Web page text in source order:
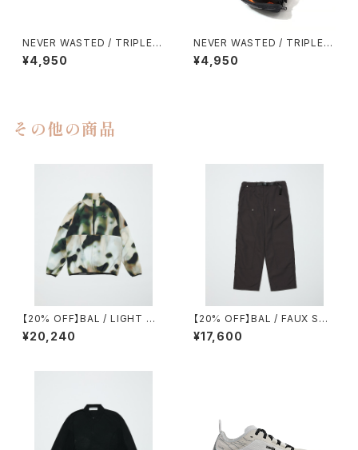
NEVER WASTED / TRIPLEY
ES
¥4,950
NEVER WASTED / TRIPLEY
ES（MA-1）
¥4,950
その他の商品
【20% OFF】BAL / LIGHT WE
IGHT WIND SHELL JACKET
¥20,240
【20% OFF】BAL / FAUX STI
TCH CARPENTER PANT
¥17,600